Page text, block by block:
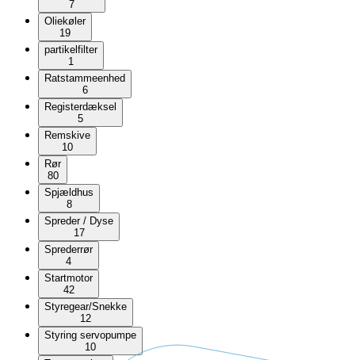
7
Oliekøler
19
partikelfilter
1
Ratstammeenhed
6
Registerdæksel
5
Remskive
10
Rør
80
Spjældhus
8
Spreder / Dyse
17
Sprederrør
4
Startmotor
42
Styregear/Snekke
12
Styring servopumpe
10